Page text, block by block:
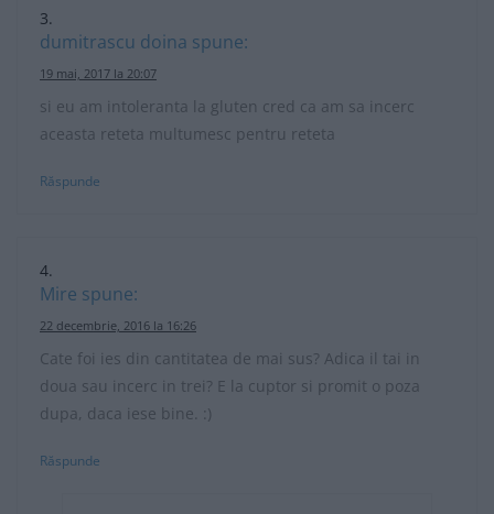
dumitrascu doina spune:
19 mai, 2017 la 20:07
si eu am intoleranta la gluten cred ca am sa incerc
aceasta reteta multumesc pentru reteta
Răspunde
Mire spune:
22 decembrie, 2016 la 16:26
Cate foi ies din cantitatea de mai sus? Adica il tai in
doua sau incerc in trei? E la cuptor si promit o poza
dupa, daca iese bine. :)
Răspunde